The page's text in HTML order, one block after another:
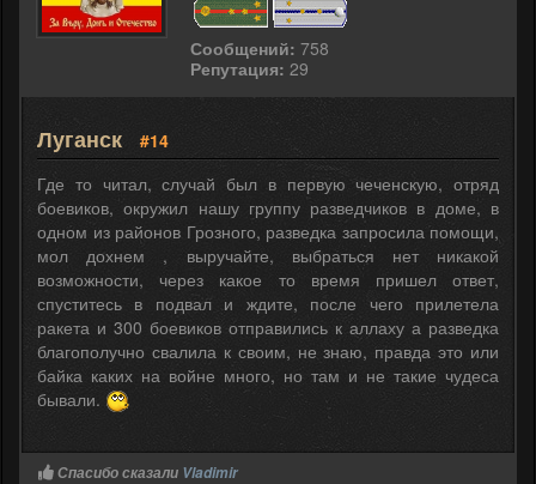
Сообщений: 758
Репутация: 29
Луганск
#14
Где то читал, случай был в первую чеченскую, отряд
боевиков, окружил нашу группу разведчиков в доме, в
одном из районов Грозного, разведка запросила помощи,
мол дохнем , выручайте, выбраться нет никакой
возможности, через какое то время пришел ответ,
спуститесь в подвал и ждите, после чего прилетела
ракета и 300 боевиков отправились к аллаху а разведка
благополучно свалила к своим, не знаю, правда это или
байка каких на войне много, но там и не такие чудеса
бывали.
Спасибо сказали Vladimir